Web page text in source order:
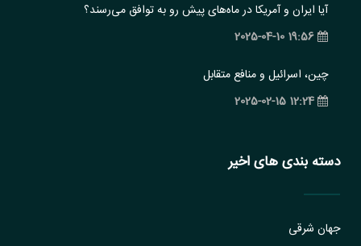
آیا ایران و آمریکا در ماه‌های پیش رو به توافق می‌رسند؟
19:56 2025-04-10
چین، اسرائیل و منافع متقابل
12:24 2025-02-15
دسته بندی های اخیر
جهان شرقی